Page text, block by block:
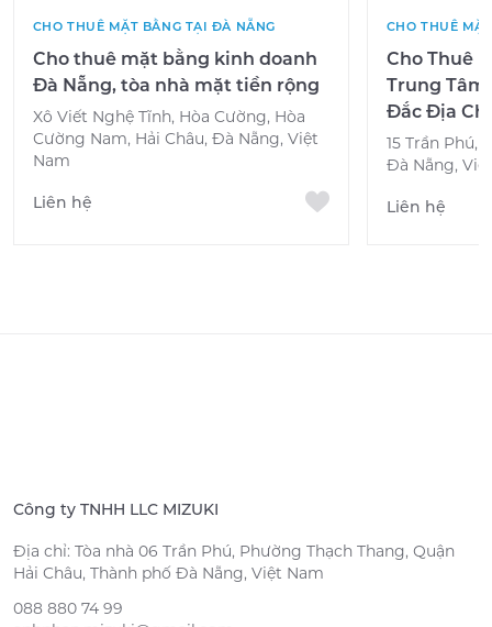
CHO THUÊ MẶT BẰNG TẠI ĐÀ NẴNG
Cho thuê mặt bằng kinh doanh
Đà Nẵng, tòa nhà mặt tiền rộng
Xô Viết Nghệ Tĩnh, Hòa Cường, Hòa
Cường Nam, Hải Châu, Đà Nẵng, Việt
Nam
Liên hệ
CHO THUÊ
Cho Thuê
Trung Tâm
Đắc Địa
15 Trần Phú,
Đà Nẵng,
Liên hệ
Công ty TNHH LLC MIZUKI
Địa chỉ: Tòa nhà 06 Trần Phú, Phường Thạch Thang, Quận
Hải Châu, Thành phố Đà Nẵng, Việt Nam
088 880 74 99